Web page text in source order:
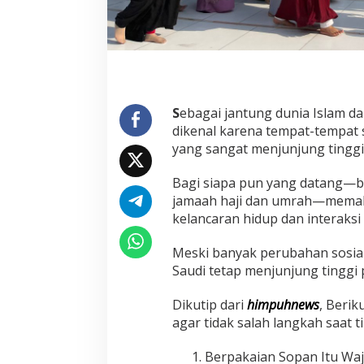
S
o
a
u
d
a
n
g
a
j
i
D
i
Sebagai jantung dunia Islam
dikenal karena tempat-tempat
yang sangat menjunjung
Bagi siapa pun yang
jamaah haji dan
kelancaran hidup dan interaksi
Meski banyak perubahan
Saudi tetap menjunjung tinggi
Dikutip dari himpuhnews,
agar tidak salah langkah saat
Berpakaian Sopan Itu